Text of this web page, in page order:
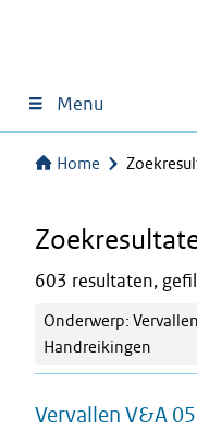
Menu
Home
603 resultaten,
Onderwerp:
Handreikingen
Vervallen V&A